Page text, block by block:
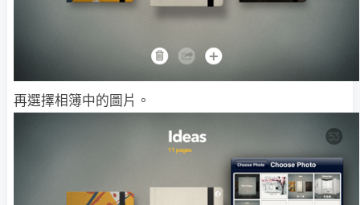
再選擇相簿中的圖片。